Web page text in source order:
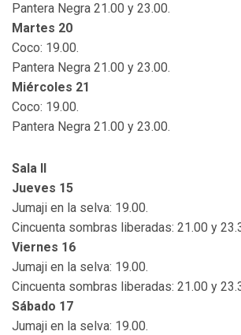
Pantera Negra 21.00 y 23.00.
Martes 20
Coco: 19.00.
Pantera Negra 21.00 y 23.00.
Miércoles 21
Coco: 19.00.
Pantera Negra 21.00 y 23.00.
Sala II
Jueves 15
Jumaji en la selva: 19.00.
Cincuenta sombras liberadas: 21.00 y
Viernes 16
Jumaji en la selva: 19.00.
Cincuenta sombras liberadas: 21.00 y
Sábado 17
Jumaji en la selva: 19.00.